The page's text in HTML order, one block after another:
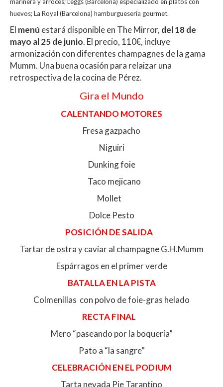
huevos; La Royal (Barcelona) hamburguesería gourmet.
El menú estará disponible en The Mirror, del 18 de
mayo al 25 de junio. El precio, 110€, incluye
armonización con diferentes champagnes de la gama
Mumm. Una buena ocasión para relaizar una
retrospectiva de la cocina de Pérez.
Gira el Mundo
CALENTANDO MOTORES
Fresa gazpacho
Niguiri
Dunking foie
Taco mejicano
Mollet
Dolce Pesto
POSICIÓN DE SALIDA
Tartar de ostra y caviar al champagne G.H.Mumm
Espárragos en el primer verde
BATALLA EN LA PISTA
Colmenillas con polvo de foie-gras helado
RECTA FINAL
Mero “paseando por la boquería”
Pato a “la sangre”
CELEBRACIÓN EN EL PODIUM
Tarta nevada Pie Tarantino